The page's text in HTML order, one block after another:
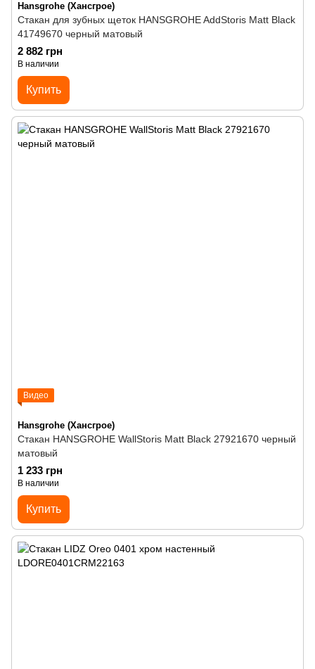
Hansgrohe (Хансгрое)
Стакан для зубных щеток HANSGROHE AddStoris Matt Black
41749670 черный матовый
2 882 грн
В наличии
Купить
Видео
Hansgrohe (Хансгрое)
Стакан HANSGROHE WallStoris Matt Black 27921670 черный
матовый
1 233 грн
В наличии
Купить